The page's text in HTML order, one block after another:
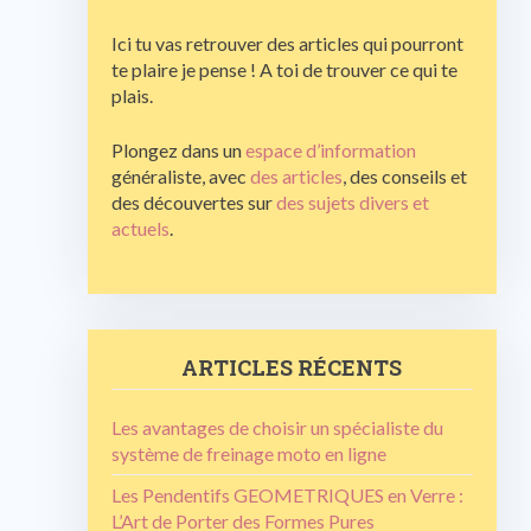
Ici tu vas retrouver des articles qui pourront
te plaire je pense ! A toi de trouver ce qui te
plais.
Plongez dans unespace d’information
généraliste, avec des articles , des conseils et
des découvertes surdes sujets divers et
actuels
ARTICLES RÉCENTS
Les avantages de choisir un spécialiste du
système de freinage moto en ligne
Les Pendentifs GEOMETRIQUES en Verre :
L’Art de Porter des Formes Pures